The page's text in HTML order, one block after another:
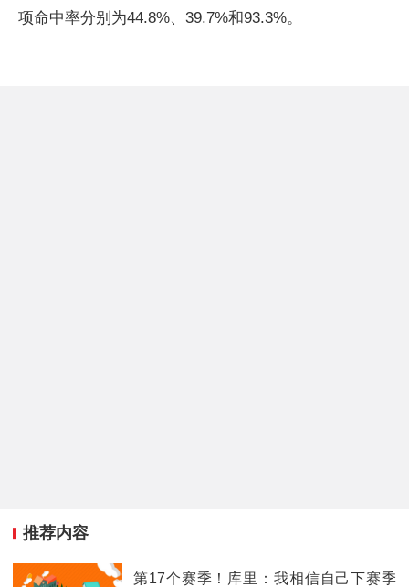
项命中率分别为44.8%、39.7%和93.3%。
推荐内容
第17个赛季！库里：我相信自己下赛季